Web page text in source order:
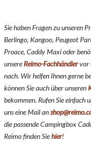
Sie haben Fragen zu unseren
Berlingo, Kangoo, Peugeot
Proace, Caddy Maxioder
unsereReimo-Fachhändlervor
nach. Wir helfen Ihnen gerne
können Sie auch über unseren
bekommen. Rufen Sie einfach
uns eine Mail an
die passende Campingbox
Reimo finden Siehier!